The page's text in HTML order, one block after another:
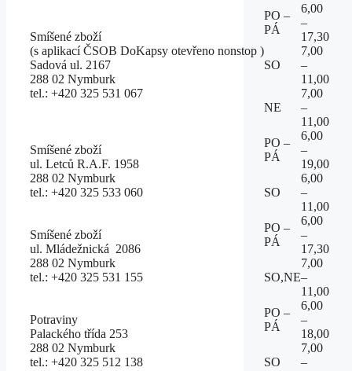
Smíšené zboží
(s aplikací ČSOB DoKapsy otevřeno nonstop )
Sadová ul. 2167
288 02 Nymburk
tel.: +420 325 531 067
PO –
PÁ
6,00
–
17,30
SO
7,00
–
11,00
NE
7,00
–
11,00
Smíšené zboží
ul. Letců R.A.F. 1958
288 02 Nymburk
tel.: +420 325 533 060
PO –
PÁ
6,00
–
19,00
SO
6,00
–
11,00
Smíšené zboží
ul. Mládežnická 2086
288 02 Nymburk
tel.: +420 325 531 155
PO –
PÁ
6,00
–
17,30
SO,NE
7,00
–
11,00
Potraviny
Palackého třída 253
288 02 Nymburk
tel.: +420 325 512 138
PO –
PÁ
6,00
–
18,00
SO
7,00
–